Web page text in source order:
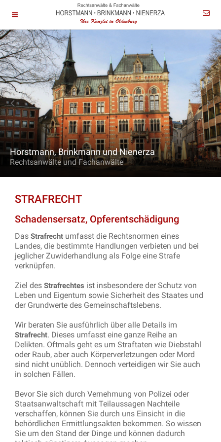
Horstmann, Brinkmann und Nienerza
Rechtsanwälte und Fachanwälte
STRAFRECHT
Schadensersatz, Opferentschädigung
Das Strafrecht umfasst die Rechtsnormen eines
Landes, die bestimmte Handlungen verbieten und bei
jeglicher Zuwiderhandlung als Folge eine Strafe
verknüpfen.
Ziel des Strafrechtes ist insbesondere der Schutz von
Leben und Eigentum sowie Sicherheit des Staates und
der Grundwerte des Gemeinschaftslebens.
Wir beraten Sie ausführlich über alle Details im
Strafrecht. Dieses umfasst eine ganze Reihe an
Delikten. Oftmals geht es um Straftaten wie Diebstahl
oder Raub, aber auch Körperverletzungen oder Mord
sind nicht unüblich. Dennoch verteidigen wir Sie auch
in solchen Fällen.
Bevor Sie sich durch Vernehmung von Polizei oder
Staatsanwaltschaft mit Teilaussagen Nachteile
verschaffen, können Sie durch uns Einsicht in die
behördlichen Ermittlungsakten bekommen. So wissen
Sie um den Stand der Dinge und können dadurch